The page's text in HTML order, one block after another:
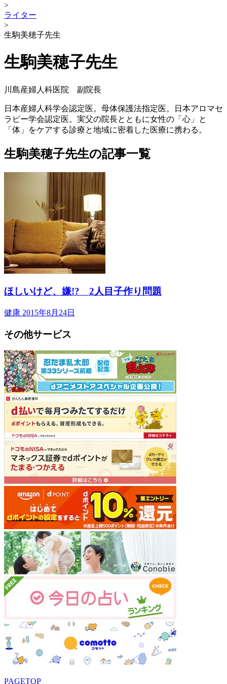
>
ライター
>
生駒美穂子先生
生駒美穂子先生
川島産婦人科医院 副院長
日本産婦人科学会認定医。母体保護法指定医。日本アロマセ
ラピー学会認定医。実父の院長とともに女性の「心」と
「体」をケアする診療と地域に密着した医療に携わる。
生駒美穂子先生の記事一覧
ほしいけど、嫌!? 2人目子作り問題
健康 2015年8月24日
その他サービス
PAGETOP